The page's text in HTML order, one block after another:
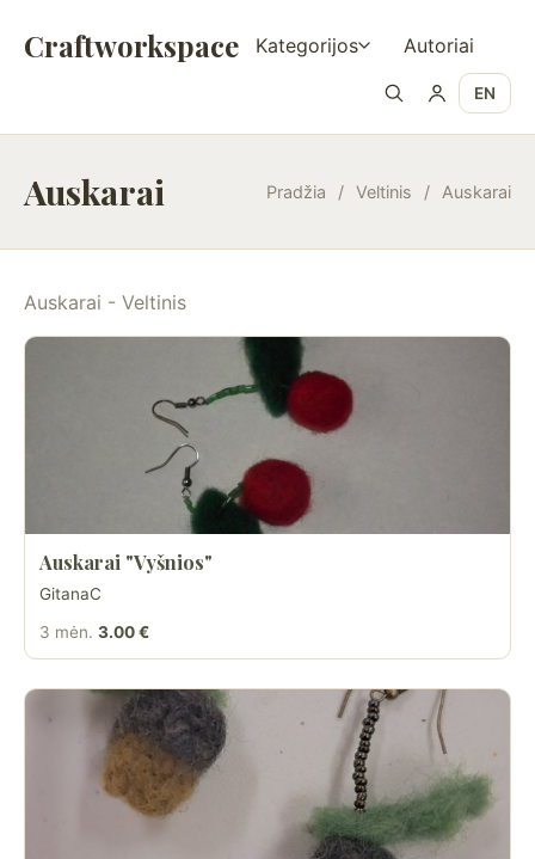
Craftworkspace Kategorijos Autoriai
EN
Auskarai Pradžia / Veltinis / Auskarai
Auskarai - Veltinis
Auskarai "Vyšnios"
GitanaC
3 mėn. 3.00 €